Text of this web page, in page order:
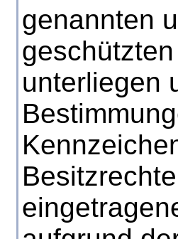
genannten
unterliegen